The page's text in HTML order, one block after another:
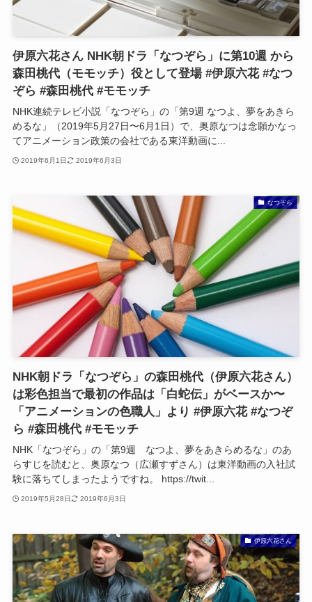
伊原六花さん NHK朝ドラ「なつぞら」に第10週 から
森田桃代（モモッチ）役として登場 #伊原六花 #なつ
ぞら #森田桃代 #モモッチ
NHK連続テレビ小説「なつぞら」の「第9週 なつよ、夢をあきら
めるな」（2019年5月27日〜6月1日）で、奥原なつは念願かなっ
てアニメーション政策の会社である東洋動画に...
2019年6月1日 2019年6月3日
なつぞら
NHK朝ドラ「なつぞら」の森田桃代（伊原六花さん）
は彩色担当で最初の作品は「白蛇伝」がベースか〜
「アニメーションの色職人」より #伊原六花 #なつぞ
ら #森田桃代 #モモッチ
NHK「なつぞら」の「第9週 なつよ、夢をあきらめるな」のあ
らすじを読むと、奥原なつ（広瀬すずさん）は東洋動画の入社試
験に落ちてしまったようですね。 https://twit...
2019年5月28日 2019年6月3日
伊原六花さん